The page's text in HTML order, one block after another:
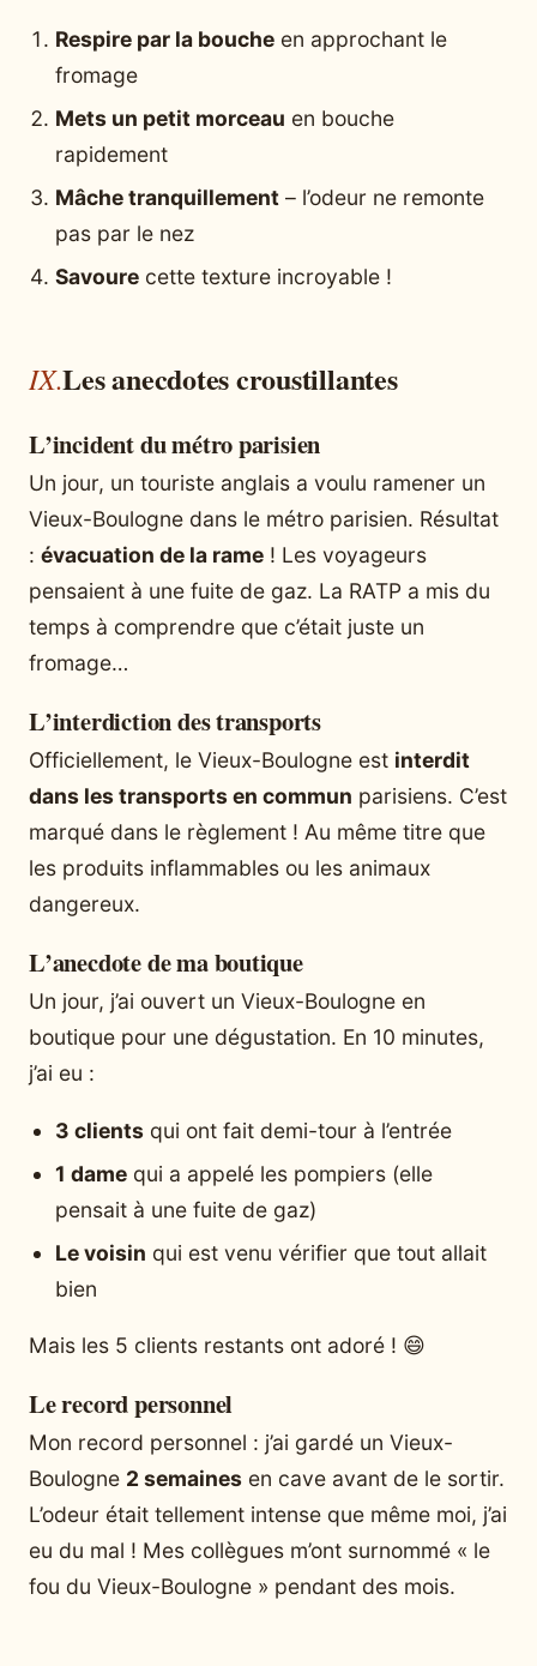
Respire par la bouche en approchant le
fromage
Mets un petit morceau en bouche
rapidement
Mâche tranquillement – l’odeur ne remonte
pas par le nez
Savoure cette texture incroyable !
Les anecdotes croustillantes
L’incident du métro parisien
Un jour, un touriste anglais a voulu ramener un
Vieux-Boulogne dans le métro parisien. Résultat
: évacuation de la rame ! Les voyageurs
pensaient à une fuite de gaz. La RATP a mis du
temps à comprendre que c’était juste un
fromage…
L’interdiction des transports
Officiellement, le Vieux-Boulogne est interdit
dans les transports en commun parisiens. C’est
marqué dans le règlement ! Au même titre que
les produits inflammables ou les animaux
dangereux.
L’anecdote de ma boutique
Un jour, j’ai ouvert un Vieux-Boulogne en
boutique pour une dégustation. En 10 minutes,
j’ai eu :
3 clients qui ont fait demi-tour à l’entrée
1 dame qui a appelé les pompiers (elle
pensait à une fuite de gaz)
Le voisin qui est venu vérifier que tout allait
bien
Mais les 5 clients restants ont adoré ! 😄
Le record personnel
Mon record personnel : j’ai gardé un Vieux-
Boulogne 2 semaines en cave avant de le sortir.
L’odeur était tellement intense que même moi, j’ai
eu du mal ! Mes collègues m’ont surnommé « le
fou du Vieux-Boulogne » pendant des mois.